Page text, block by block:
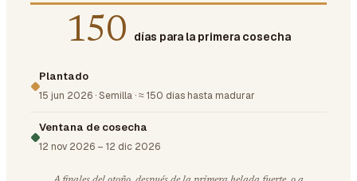
150 días para la primera cosecha
Plantado
15 jun 2026 ·Semilla ·≈ 150 días hasta madurar
Ventana de cosecha
12 nov 2026 – 12 dic 2026